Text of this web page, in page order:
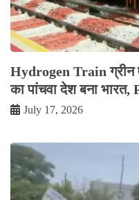
Hydrogen Train ग्रीन
का पांचवा देश बना
July 17, 2026